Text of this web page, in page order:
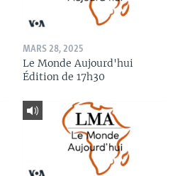
MARS 28, 2025
Le Monde Aujourd'hui
Édition de 17h30